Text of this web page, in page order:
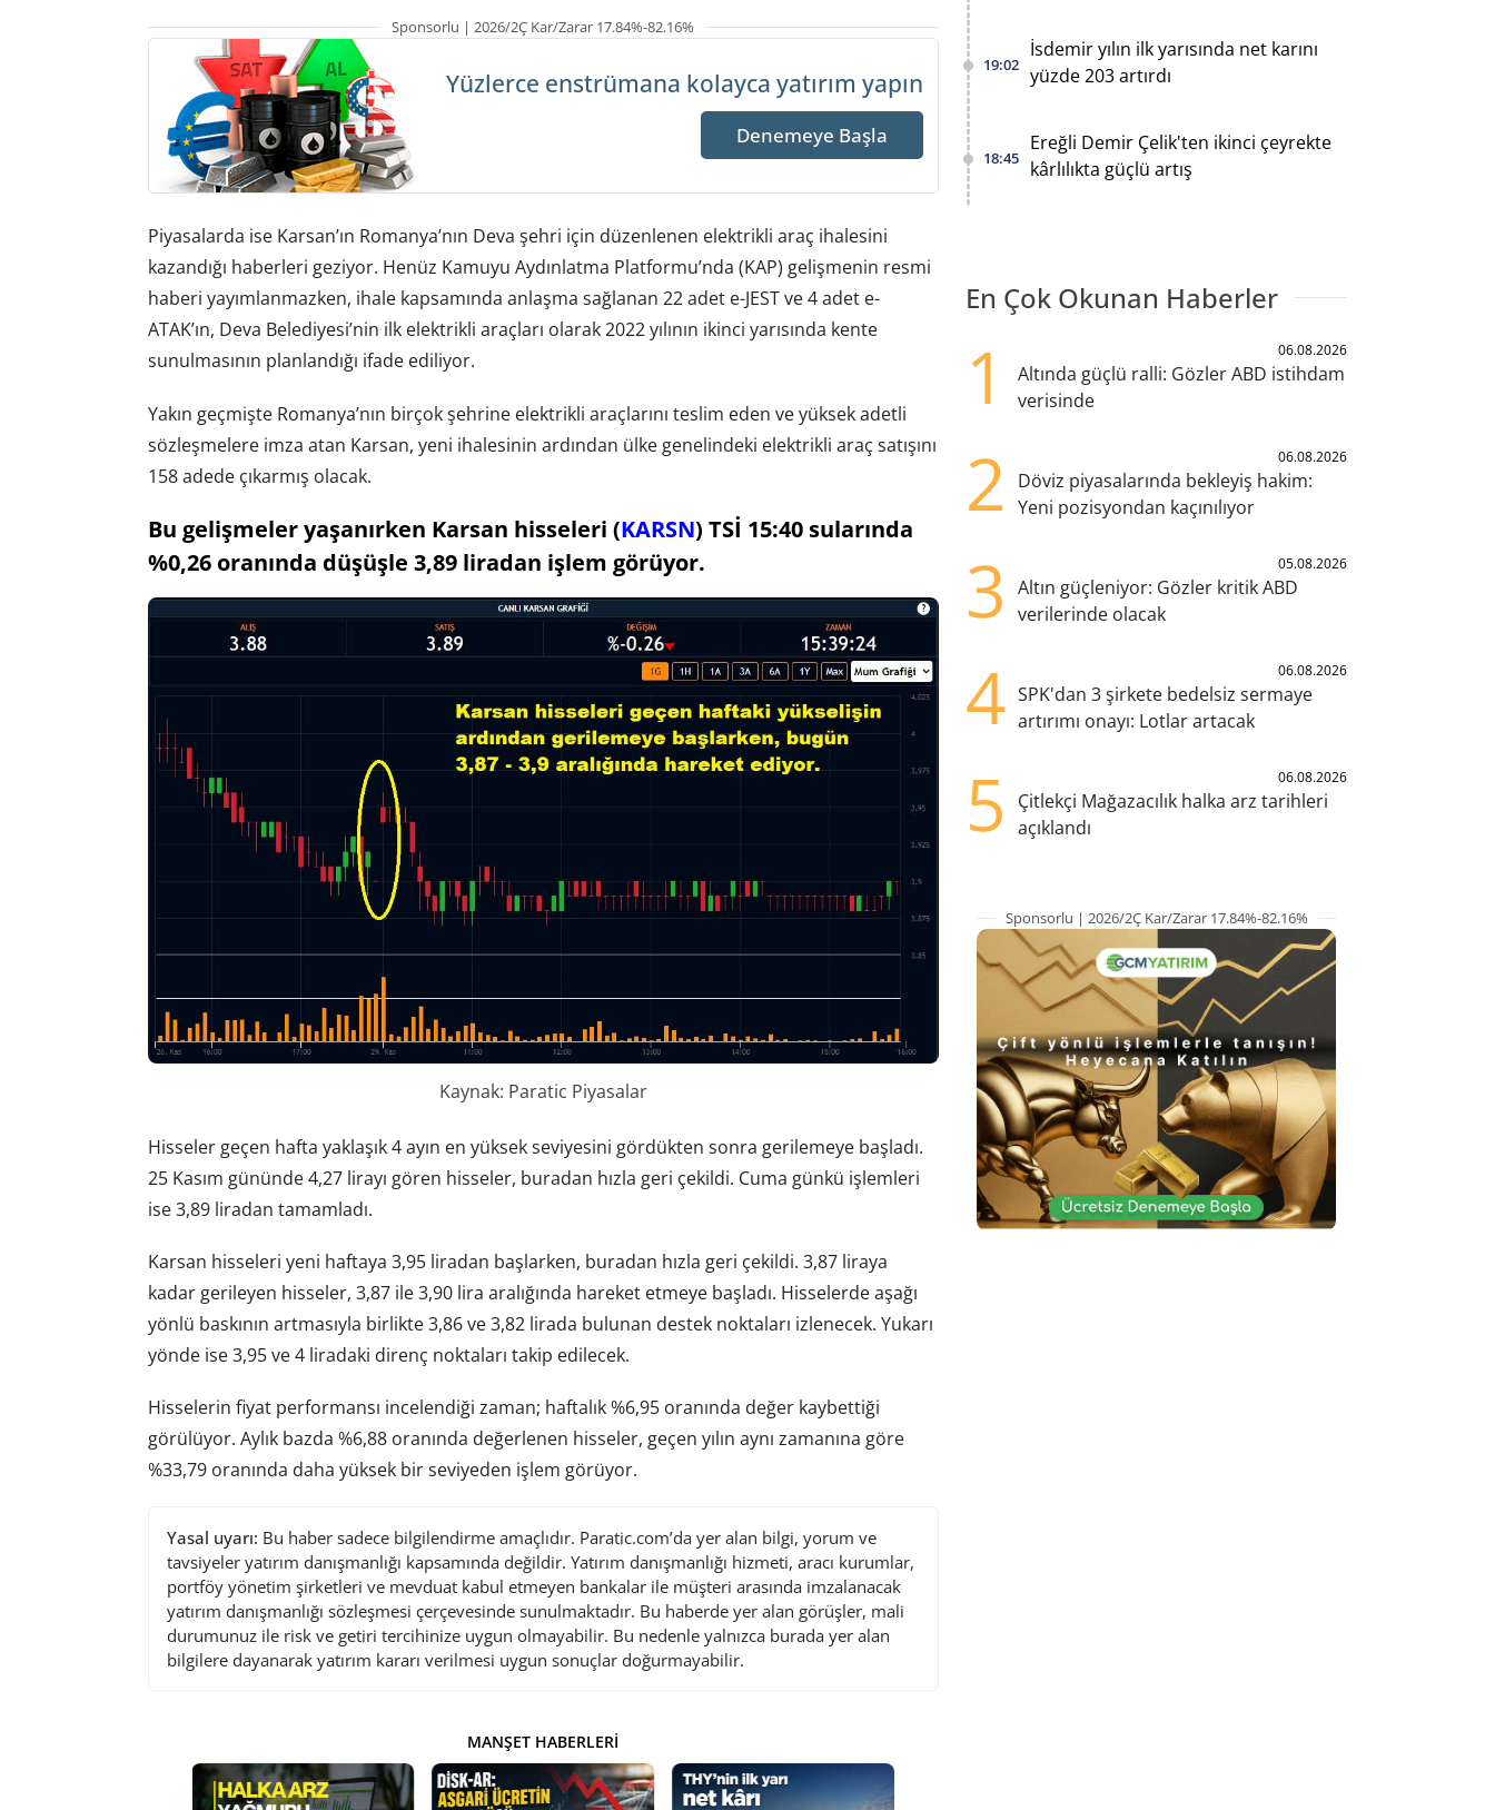
Sponsorlu | 2026/2Ç Kar/Zarar 17.84%-82.16%
Yüzlerce enstrümana kolayca yatırım yapın
Denemeye Başla
Piyasalarda ise Karsan’ın Romanya’nın Deva şehri için düzenlenen elektrikli araç ihalesini
kazandığı haberleri geziyor. Henüz Kamuyu Aydınlatma Platformu’nda (KAP) gelişmenin resmi
haberi yayımlanmazken, ihale kapsamında anlaşma sağlanan 22 adet e-JEST ve 4 adet e-
ATAK’ın, Deva Belediyesi’nin ilk elektrikli araçları olarak 2022 yılının ikinci yarısında kente
sunulmasının planlandığı ifade ediliyor.
Yakın geçmişte Romanya’nın birçok şehrine elektrikli araçlarını teslim eden ve yüksek adetli
sözleşmelere imza atan Karsan, yeni ihalesinin ardından ülke genelindeki elektrikli araç satışını
158 adede çıkarmış olacak.
Bu gelişmeler yaşanırken Karsan hisseleri (KARSN) TSİ 15:40 sularında
%0,26 oranında düşüşle 3,89 liradan işlem görüyor.
Kaynak: Paratic Piyasalar
Hisseler geçen hafta yaklaşık 4 ayın en yüksek seviyesini gördükten sonra gerilemeye başladı.
25 Kasım gününde 4,27 lirayı gören hisseler, buradan hızla geri çekildi. Cuma günkü işlemleri
ise 3,89 liradan tamamladı.
Karsan hisseleri yeni haftaya 3,95 liradan başlarken, buradan hızla geri çekildi. 3,87 liraya
kadar gerileyen hisseler, 3,87 ile 3,90 lira aralığında hareket etmeye başladı. Hisselerde aşağı
yönlü baskının artmasıyla birlikte 3,86 ve 3,82 lirada bulunan destek noktaları izlenecek. Yukarı
yönde ise 3,95 ve 4 liradaki direnç noktaları takip edilecek.
Hisselerin fiyat performansı incelendiği zaman; haftalık %6,95 oranında değer kaybettiği
görülüyor. Aylık bazda %6,88 oranında değerlenen hisseler, geçen yılın aynı zamanına göre
%33,79 oranında daha yüksek bir seviyeden işlem görüyor.
Yasal uyarı: Bu haber sadece bilgilendirme amaçlıdır. Paratic.com’da yer alan bilgi, yorum ve
tavsiyeler yatırım danışmanlığı kapsamında değildir. Yatırım danışmanlığı hizmeti, aracı kurumlar,
portföy yönetim şirketleri ve mevduat kabul etmeyen bankalar ile müşteri arasında imzalanacak
yatırım danışmanlığı sözleşmesi çerçevesinde sunulmaktadır. Bu haberde yer alan görüşler, mali
durumunuz ile risk ve getiri tercihinize uygun olmayabilir. Bu nedenle yalnızca burada yer alan
bilgilere dayanarak yatırım kararı verilmesi uygun sonuçlar doğurmayabilir.
MANŞET HABERLERI
19:02
İsdemir yılın ilk yarısında net karını
yüzde 203 artırdı
18:45
Ereğli Demir Çelik'ten ikinci çeyrekte
kârlılıkta güçlü artış
En Çok Okunan Haberler
1 06.08.2026
Altında güçlü ralli: Gözler ABD istihdam
verisinde
2 06.08.2026
Döviz piyasalarında bekleyiş hakim:
Yeni pozisyondan kaçınılıyor
3 05.08.2026
Altın güçleniyor: Gözler kritik ABD
verilerinde olacak
4 06.08.2026
SPK'dan 3 şirkete bedelsiz sermaye
artırımı onayı: Lotlar artacak
5 06.08.2026
Çitlekçi Mağazacılık halka arz tarihleri
açıklandı
Sponsorlu | 2026/2Ç Kar/Zarar 17.84%-82.16%